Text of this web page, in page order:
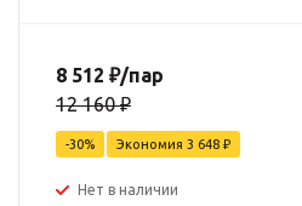
8 512 ₽/пар
12 160₽
-30% Экономия 3 648 ₽
Нет в наличии